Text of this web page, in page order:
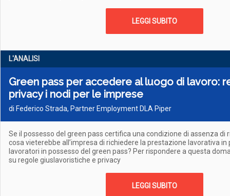
LEGGI SUBITO
L'ANALISI
Green pass per accedere al luogo di lavoro:
privacy i nodi per le imprese
di Federico Strada, Partner Employment DLA Piper
Se il possesso del green pass certifica una condizione di assenza di
cosa vieterebbe all’impresa di richiedere la prestazione lavorativa
lavoratori in possesso del green pass? Per rispondere a questa
su regole giuslavoristiche e privacy
LEGGI SUBITO